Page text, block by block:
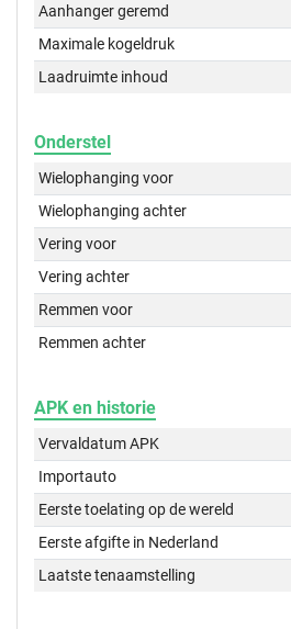
Aanhanger geremd
Maximale kogeldruk
Laadruimte inhoud
Onderstel
Wielophanging voor
Wielophanging achter
Vering voor
Vering achter
Remmen voor
Remmen achter
APK en historie
Vervaldatum APK
Importauto
Eerste toelating op de wereld
Eerste afgifte in Nederland
Laatste tenaamstelling